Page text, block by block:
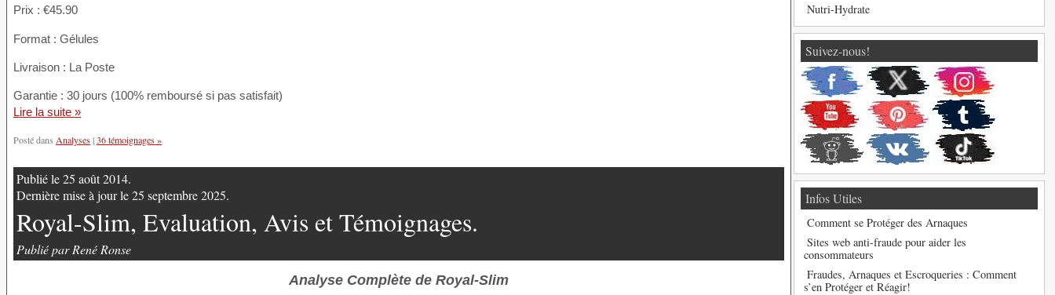
Prix : €45.90
Format : Gélules
Livraison : La Poste
Garantie : 30 jours (100% remboursé si pas satisfait)
Lire la suite »
Posté dans Analyses|36 témoignages »
Publié le 25 août 2014.
Dernière mise à jour le 25 septembre 2025.
Royal-Slim, Evaluation, Avis et Témoignages.
Publié par René Ronse
Analyse Complète de Royal-Slim
Nutri-Hydrate
Suivez-nous!
Infos Utiles
Comment se Protéger des Arnaques
Sites web anti-fraude pour aider les
consommateurs
Fraudes, Arnaques et Escroqueries : Comment
s’en Protéger et Réagir!